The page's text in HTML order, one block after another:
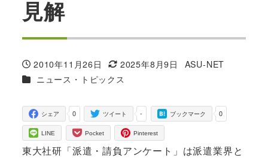
見解
投稿日
2010年11月26日
更新日
2025年8月9日
著
ASU-NET
カテゴリー
ニュース・トピックス
0
シェア -
ツイート 0
ブックマーク
LINE Pocket Pinterest
東大社研「派遣・請負アンケート」は派遣業界と